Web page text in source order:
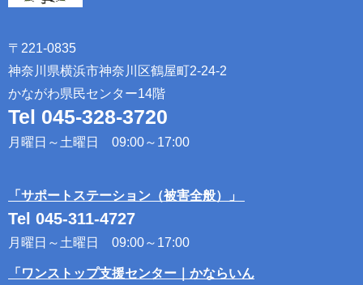
〒221-0835​ ​
神奈川県横浜市神奈川区鶴屋町2-24-2​
​かながわ県民センター14階​​
Tel 045-328-3720
月曜日～土曜日 09:00～17:00​ ​
「サポートステーション（被害全般）」​ ​
Tel 045-311-4727
月曜日～土曜日 09:00～17:00​ ​
「ワンストップ支援センター｜かならいん​